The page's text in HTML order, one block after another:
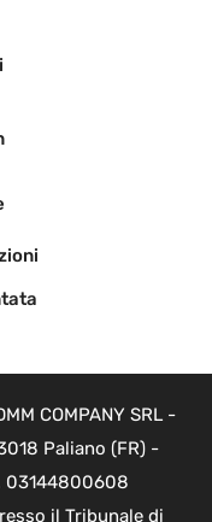
COMPANY SRL -
Paliano (FR) -
03144800608
il Tribunale di